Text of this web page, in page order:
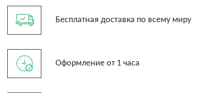
Бесплатная доставка по всему миру
Оформление от 1 часа